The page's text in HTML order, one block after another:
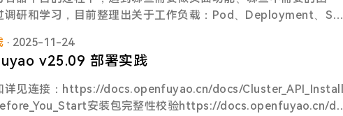
卡捷琳娜没有他那么 “顺利”，所以她更沉得住气，更懂得如何给自
能。这也给叶卡捷琳娜提供了非常好的天时地利人和。再说回叶卡
她的前半生（成为女皇之前）照比伊丽莎白和彼得都是非常不顺
真的，太浪漫了！都会过去的，没有什么是过不去的。换个角度看
题或许根本不存在。大老师说也没想着要教会大家什么，对这本书
高期待，因为期待本身就是一种可大可小的自虐。所以我好像也不
种非常非常 绞尽脑汁的深刻文字，就再罗列一些我看到的当下，一
么有趣。这句话我还是挺有感悟的：如果做一件事只求快，就代表
在关心下一件事了。这种行为上的求快，恰恰在掩饰着自己不愿投
调研和学习，目前整理出关于工作负载：Pod、Deployment、Sta
理解进行定义设计：工作负载整体操作逻辑核心逻辑树形图流程图R
sonnet 4.5
· 2025-11-24
v25.09 部署实践
详见连接：https://docs.openfuyao.cn/docs/Cluster_API_Install
安装包完整性校验https://docs.openfuyao.cn/do